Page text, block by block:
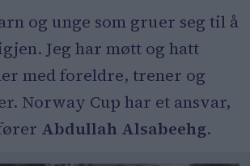
og unge som gruer seg til å
Jeg har møtt og hatt
med foreldre, trener og
Norway Cup har et ansvar,
Abdullah Alsabeehg.